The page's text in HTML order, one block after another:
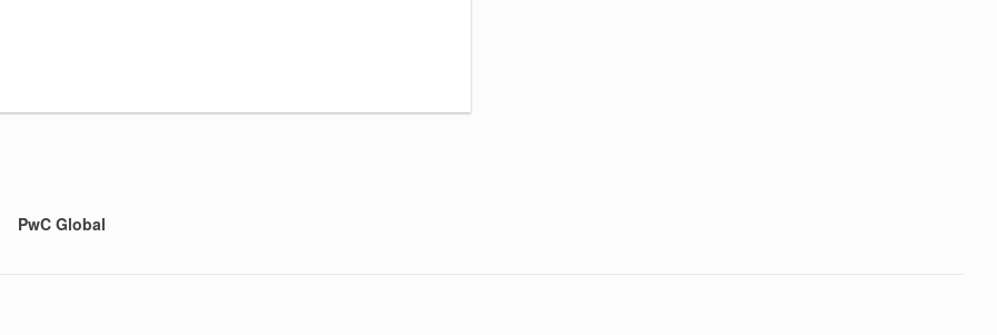
PwC Global